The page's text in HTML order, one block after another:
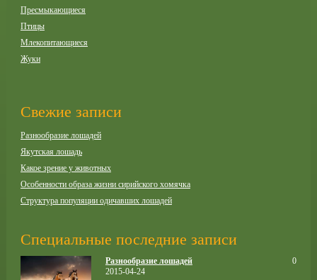
Пресмыкающиеся
Птицы
Млекопитающиеся
Жуки
Свежие записи
Разнообразие лошадей
Якутская лошадь
Какое зрение у животных
Особенности образа жизни сирийского хомячка
Структура популяции одичавших лошадей
Специальные последние записи
Разнообразие лошадей
2015-04-24
0